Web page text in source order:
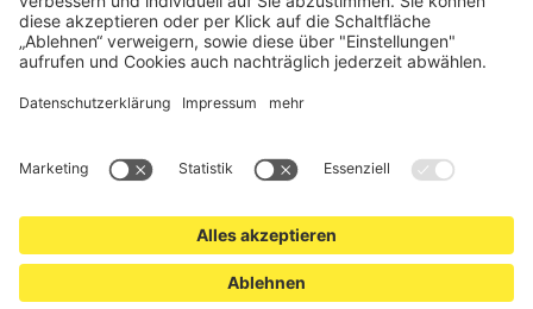
Sortiment von Lagerartikeln, welche innerhalb von 48 Stunden
versandbereit sind.
Cookie-Einstellungen Über uns
freibleibend. Solange der Vorrat reicht.
© 2026 schutzzaun24.at